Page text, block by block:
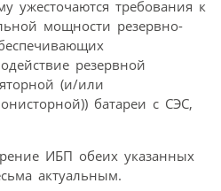
ужесточаются требования к
мощности резервно-
резервной
(и/или
батареи с СЭС,
ИБП обеих указанных
актуальным.